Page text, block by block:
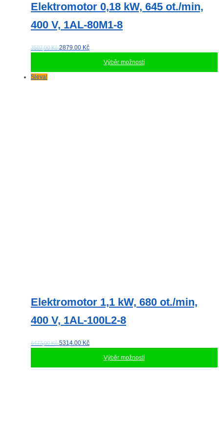
Elektromotor 0,18 kW, 645 ot./min,
400 V, 1AL-80M1-8
3507,00 Kč2879.00 Kč
Výběr možností
Tento
Sleva!
Elektromotor 1,1 kW, 680 ot./min,
400 V, 1AL-100L2-8
6477,00 Kč5314.00 Kč
Výběr možností